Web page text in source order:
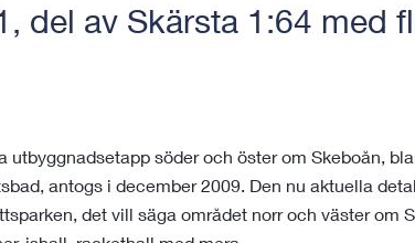
del av Skärsta 1:64 med
utbyggnadsetapp söder och öster om Skeboån,
antogs i december 2009. Den nu aktuella
det vill säga området norr och väster om